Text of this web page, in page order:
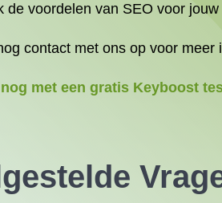
de voordelen van SEO voor jouw
contact met ons op voor
met een gratis Keyboost